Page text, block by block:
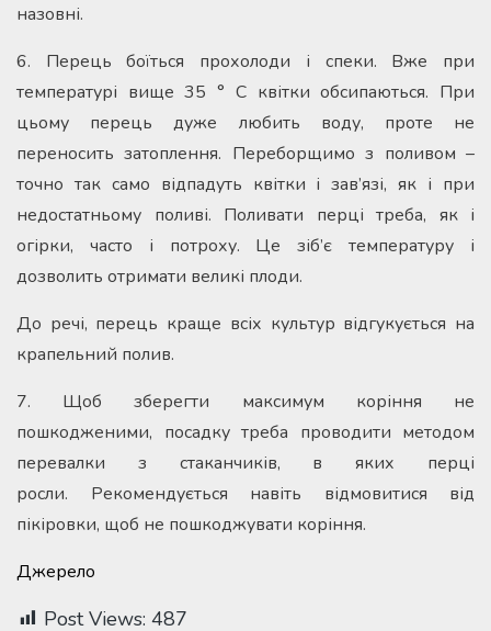
назовні.
6. Перець боїться прохолоди і спеки. Вже при
температурі вище 35 ° С квітки обсипаються. При
цьому перець дуже любить воду, проте не
переносить затоплення. Переборщимо з поливом –
точно так само відпадуть квітки і зав’язі, як і при
недостатньому поливі. Поливати перці треба, як і
огірки, часто і потроху. Це зіб’є температуру і
дозволить отримати великі плоди.
До речі, перець краще всіх культур відгукується на
крапельний полив.
7. Щоб зберегти максимум коріння не
пошкодженими, посадку треба проводити методом
перевалки з стаканчиків, в яких перці
росли. Рекомендується навіть відмовитися від
пікіровки, щоб не пошкоджувати коріння.
Джерело
Post Views: 487